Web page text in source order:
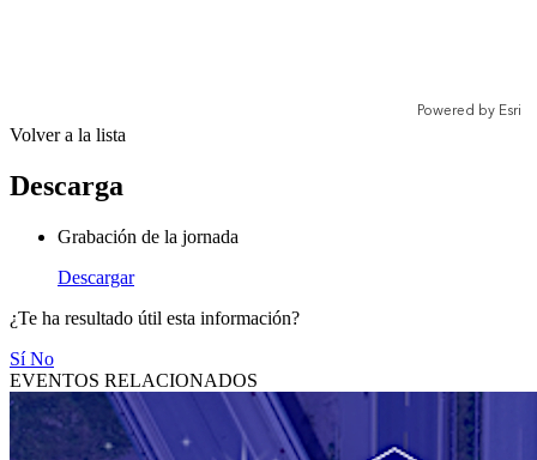
Volver a la lista
Descarga
Grabación de la jornada
Descargar
¿Te ha resultado útil esta información?
SíNo
EVENTOS RELACIONADOS